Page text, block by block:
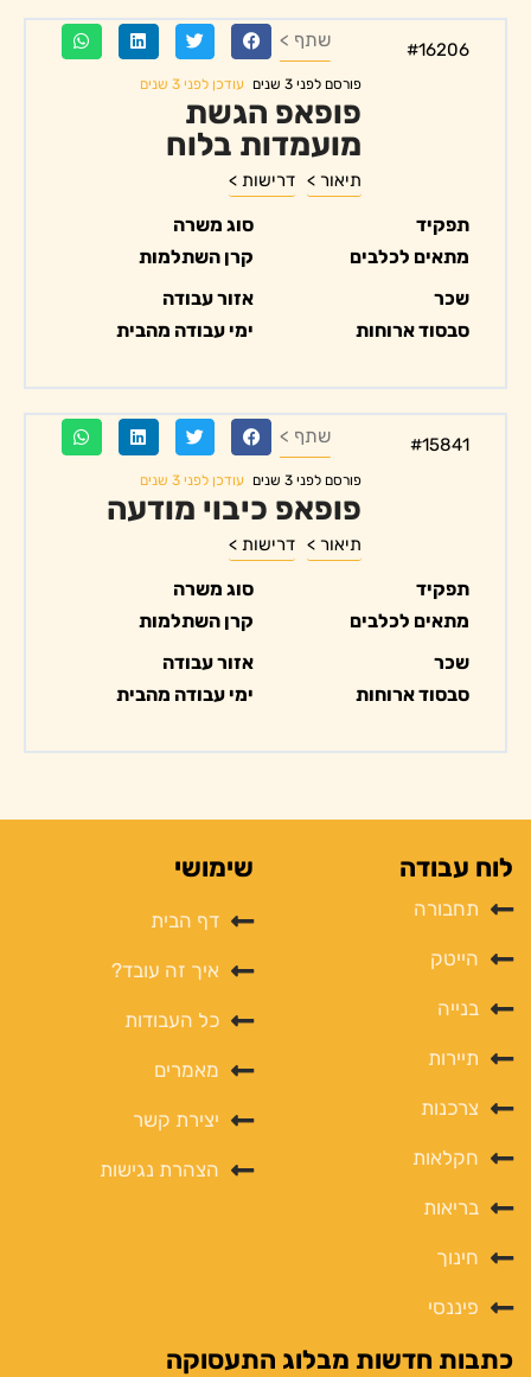
#16206 שתף >
פורסם לפני 3 שנים עודכן לפני 3 שנים
פופאפ הגשת
מועמדות בלוח
תיאור > דרישות >
תפקיד
מתאים לכלבים
סוג משרה
קרן השתלמות
שכר
סבסוד ארוחות
אזור עבודה
ימי עבודה מהבית
#15841 שתף >
פורסם לפני 3 שנים עודכן לפני 3 שנים
פופאפ כיבוי מודעה
תיאור > דרישות >
תפקיד
מתאים לכלבים
סוג משרה
קרן השתלמות
שכר
סבסוד ארוחות
אזור עבודה
ימי עבודה מהבית
כתבות חדשות מבלוג התעסוקה
שימושי
דף הבית
איך זה עובד?
כל העבודות
מאמרים
יצירת קשר
הצהרת נגישות
לוח עבודה
תחבורה
הייטק
בנייה
תיירות
צרכנות
חקלאות
בריאות
חינוך
פיננסי